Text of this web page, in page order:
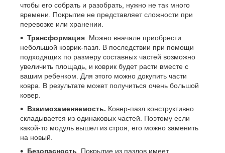
чтобы его собрать и разобрать, нужно не так много
времени. Покрытие не представляет сложности при
перевозке или хранении.
Трансформация . Можно вначале приобрести
небольшой коврик-пазл. В последствии при помощи
подходящих по размеру составных частей возможно
увеличить площадь, и коврик будет расти вместе с
вашим ребенком. Для этого можно докупить части
ковра. В результате может получиться очень большой
ковер.
Взаимозаменяемость. Ковер-пазл конструктивно
складывается из одинаковых частей. Поэтому если
какой-то модуль вышел из строя, его можно заменить
на новый.
Безопасность . Покрытие из пазлов имеет